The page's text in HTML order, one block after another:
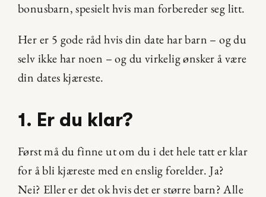
bonusbarn, spesielt hvis man forbereder seg litt.
Her er 5 gode råd hvis din date har barn – og du
selv ikke har noen – og du virkelig ønsker å være
din dates kjæreste.
1. Er du klar?
Først må du finne ut om du i det hele tatt er klar
for å bli kjæreste med en enslig forelder. Ja?
Nei? Eller er det ok hvis det er større barn? Alle